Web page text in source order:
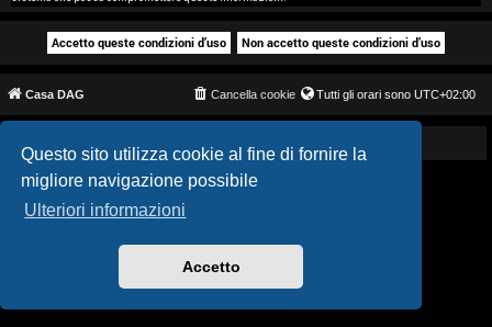
Questo sito utilizza cookie al fine di fornire la
migliore navigazione possibile
Ulteriori informazioni
Accetto
i
s
p
o
t
Casa DAG Tutti gli orari sono UTC+02:00
Cancella cookie